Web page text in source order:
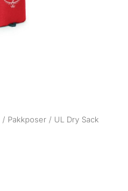
/ Pakkposer / UL Dry Sack